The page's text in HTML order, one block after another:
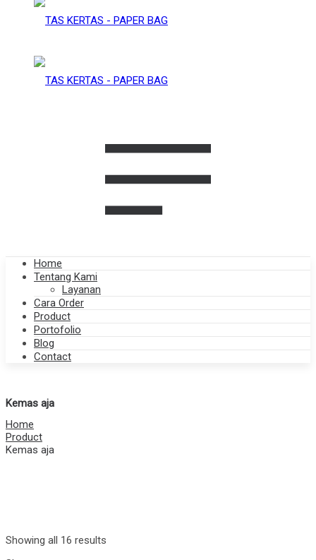
BAG
Home
Tentang Kami
Layanan
Cara Order
Product
Portofolio
Blog
Contact
Kemas aja
Home
Product
Kemas aja
Showing all 16 results